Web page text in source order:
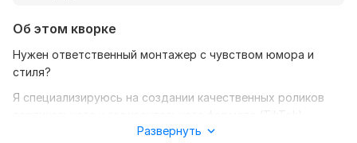
Об этом кворке
Нужен ответственный монтажер с чувством юмора и
стиля?
Я специализируюсь на создании качественных роликов
Развернуть